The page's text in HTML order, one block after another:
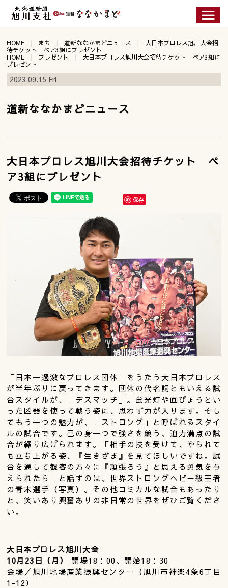
HOME まち 道新ななかまどニュース
大日本プロレス旭川大会招
待チケット ペア3組にプレゼント
HOME
プレゼント
大日本プロレス旭川大会招待チケット ペア3組に
プレゼント
2023.09.15 Fri
道新ななかまどニュース
大日本プロレス旭川大会招待チケット ペ
ア3組にプレゼント
保存
「日本一過激なプロレス団体」をうたう大日本プロレス
が半年ぶりに戻ってきます。団体の代名詞ともいえる試
合スタイルが、「デスマッチ」。蛍光灯や画びょうとい
った凶器を使って戦う姿に、思わず力が入ります。そし
てもう一つの魅力が、「ストロング」と呼ばれるスタイ
ルの試合です。己の身一つで強さを競う、迫力満点の試
合が繰り広げられます。「相手の技を受けて、やられて
も立ち上がる姿、『生きざま』を見てほしいですね。試
合を通して観客の方々に『頑張ろう』と思える勇気を与
えられたら」と話すのは、世界ストロングヘビー級王者
の青木選手（写真）。その他コミカルな試合もあったり
と、笑いあり興奮ありの非日常の世界をぜひご覧くださ
い。
大日本プロレス旭川大会
10月23日（月） 開場18：00、開始18：30
会場／旭川地場産業振興センター（旭川市神楽4条6丁目
1-12）